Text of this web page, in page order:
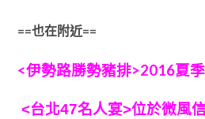
==也在附近==
<伊勢路勝勢豬排>2016夏
<台北47名人宴>位於微風